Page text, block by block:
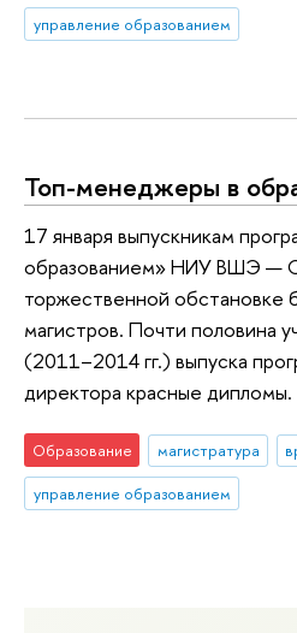
управление образованием
Топ-менеджеры в
17 января выпускникам
образованием» НИУ ВШЭ —
торжественной обстановке
магистров. Почти половина
(2011–2014 гг.) выпуска
директора красные дипломы.
Образование магистратура
управление образованием